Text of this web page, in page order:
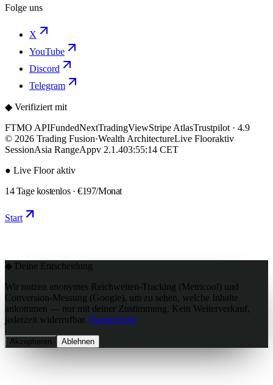
Folge uns
X
YouTube
Discord
Telegram
◆ Verifiziert mit
FTMO APIFundedNextTradingViewStripe AtlasTrustpilot · 4.9
© 2026 Trading Fusion·Wealth ArchitectureLive Flooraktiv
SessionAsia RangeAppv 2.1.403:55:15 CET
● Live Floor aktiv
14 Tage kostenlos · €197/Monat
Start
◆ Deine Entscheidung
Wir nutzen anonymes Reichweiten-Tracking (Metricool) und
Conversion-Messung (Google), um zu sehen, welche Inhalte
ankommen — nur mit deiner Zustimmung. Kein Weiterverkauf,
jederzeit widerrufbar. Datenschutz
Akzeptieren Ablehnen